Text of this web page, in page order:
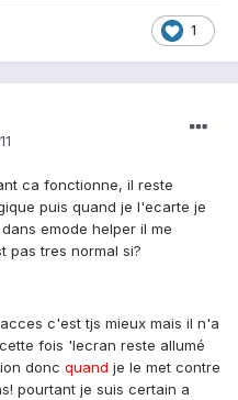
1
ca fonctionne, il reste
puis quand je l'ecarte je
emode helper il me
pas tres normal si?
c'est tjs mieux mais il n'a
fois 'lecran reste allumé
donc quand je le met contre
pourtant je suis certain a